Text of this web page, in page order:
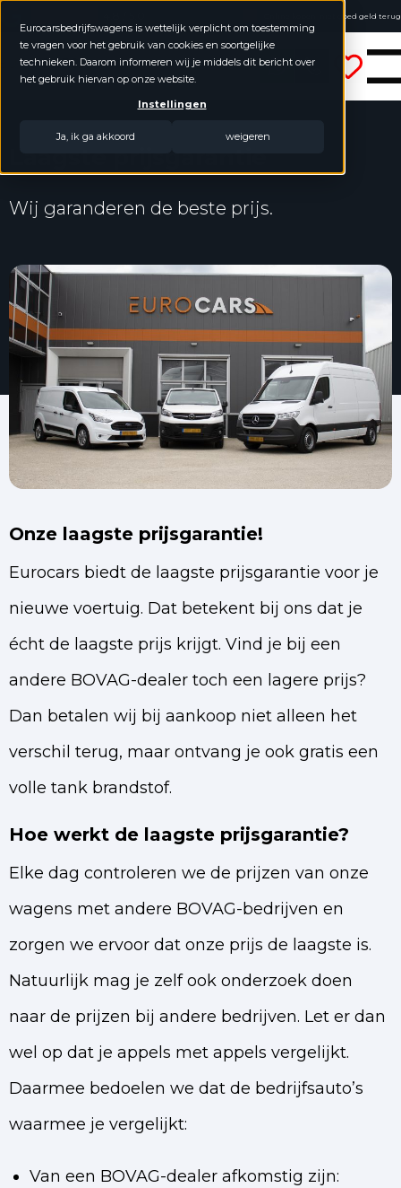
Eurocarsbedrijfswagens is wettelijk verplicht om toestemming
te vragen voor het gebruik van cookies en soortgelijke
technieken. Daarom informeren wij je middels dit bericht over
het gebruik hiervan op onze website.
Instellingen
Ja, ik ga akkoord weigeren
Online kopen, niet goed geld terug
Geen jaarcijfers nodig
Eurocars Bedrijfswagens
Wij garanderen de beste prijs.
Onze laagste prijsgarantie!
Eurocars biedt de laagste prijsgarantie voor je
nieuwe voertuig. Dat betekent bij ons dat je
écht de laagste prijs krijgt. Vind je bij een
andere BOVAG-dealer toch een lagere prijs?
Dan betalen wij bij aankoop niet alleen het
verschil terug, maar ontvang je ook gratis een
volle tank brandstof.
Hoe werkt de laagste prijsgarantie?
Elke dag controleren we de prijzen van onze
wagens met andere BOVAG-bedrijven en
zorgen we ervoor dat onze prijs de laagste is.
Natuurlijk mag je zelf ook onderzoek doen
naar de prijzen bij andere bedrijven. Let er dan
wel op dat je appels met appels vergelijkt.
Daarmee bedoelen we dat de bedrijfsauto’s
waarmee je vergelijkt:
Van een BOVAG-dealer afkomstig zijn: